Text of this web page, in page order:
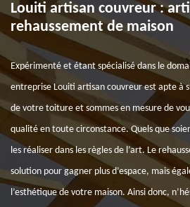
Louiti artisan couvreur :
rehaussement de maison
Expérimenté et étant spécialisé dans le
entreprise Louiti artisan couvreur est apte à
de votre toiture et sommes en mesure de
qualité en toute circonstance. Quels que
les réaliser dans les règles de l’art. Le
solution pour gagner plus d’espace, mais
l’esthétique de votre maison. Ainsi donc,